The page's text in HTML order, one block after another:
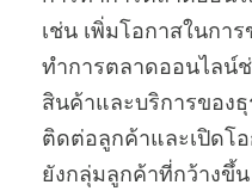
เช่น เพิ่มโอกาสในกา
ทำการตลาดออนไลน์
สินค้าและบริการของ
ติดต่อลูกค้าและเปิดโ
ยังกลุ่มลูกค้าที่กว้างขึ้